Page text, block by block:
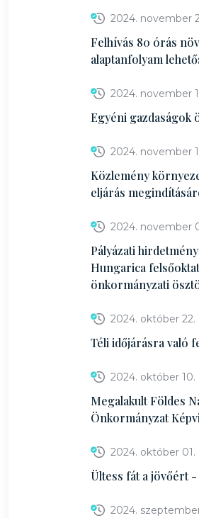
2024. november
Felhívás 80 órás
alaptanfolyam
2024. november
Egyéni gazdaságok
2024. november
Közlemény
eljárás
2024. november
Pályázati
Hungarica
önkormányzati
2024. október 22.
Téli időjárásra való
2024. október 10.
Megalakult Földes
Önkormányzat
2024. október 01.
Ültess fát a jövőért -
2024.